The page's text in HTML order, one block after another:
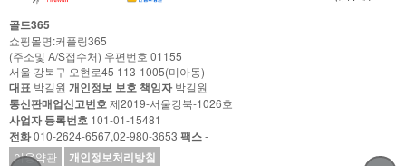
골드365
쇼핑몰명:커플링365
(주소및 A/S접수처) 우편번호 01155
서울 강북구 오현로45 113-1005(미아동)
대표 박길원 개인정보 보호 책임자박길원
통신판매업신고번호제2019-서울강북-1026호
사업자 등록번호 101-01-15481
전화010-2624-6567,02-980-3653 팩스-
이용약관
개인정보처리방침